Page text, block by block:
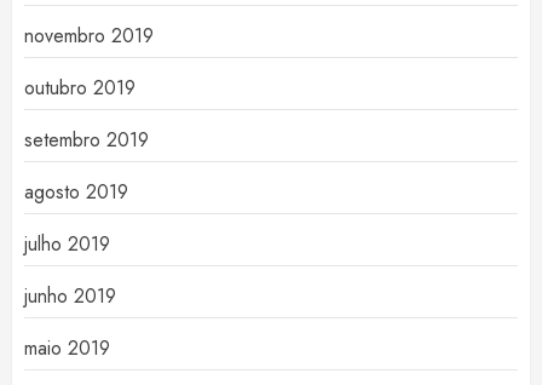
novembro 2019
outubro 2019
setembro 2019
agosto 2019
julho 2019
junho 2019
maio 2019